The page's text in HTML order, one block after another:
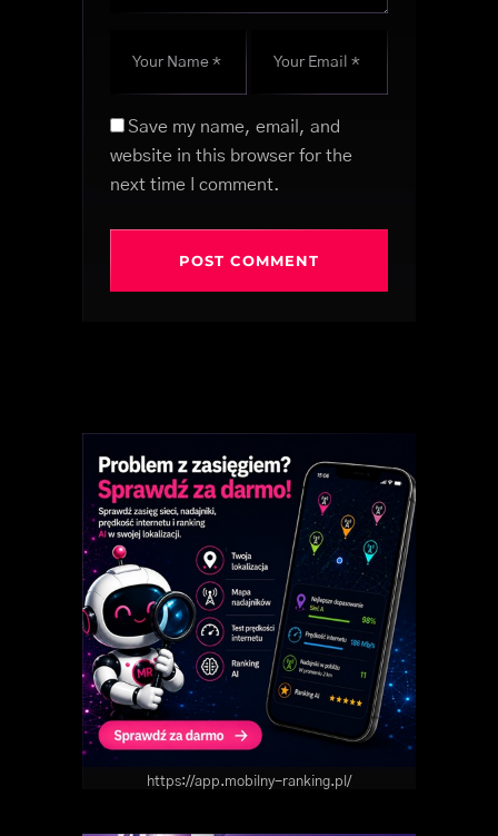
Save my name, email, and
website in this browser for the
next time I comment.
https://app.mobilny-ranking.pl/